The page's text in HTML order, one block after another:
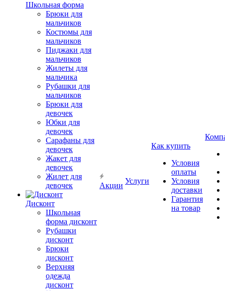
Школьная форма
Брюки для
мальчиков
Костюмы для
мальчиков
Пиджаки для
мальчиков
Жилеты для
мальчика
Рубашки для
мальчиков
Брюки для
девочек
Юбки для
девочек
Сарафаны для
девочек
Жакет для
девочек
Жилет для
девочек
Дисконт
Школьная
форма дисконт
Рубашки
дисконт
Брюки
дисконт
Верхняя
одежда
дисконт
Акции
Услуги
Как купить
Условия
оплаты
Условия
доставки
Гарантия
на товар